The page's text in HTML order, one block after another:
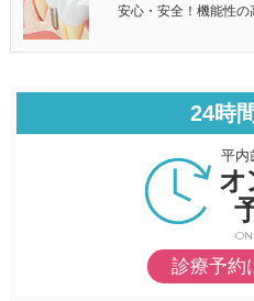
安心・安全！機能性の
24時
平内
オ
診療予約